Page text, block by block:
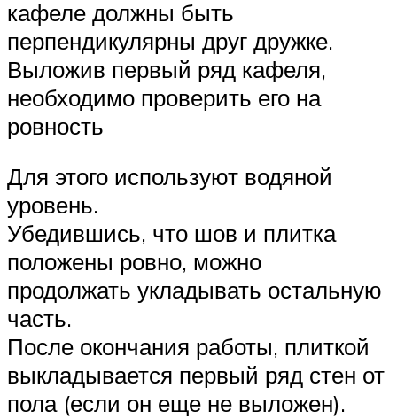
кафеле должны быть
перпендикулярны друг дружке.
Выложив первый ряд кафеля,
необходимо проверить его на
ровность
Для этого используют водяной
уровень.
Убедившись, что шов и плитка
положены ровно, можно
продолжать укладывать остальную
часть.
После окончания работы, плиткой
выкладывается первый ряд стен от
пола (если он еще не выложен).